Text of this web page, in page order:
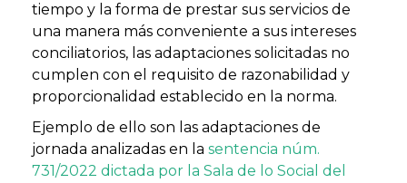
tiempo y la forma de prestar sus servicios de
una manera más conveniente a sus intereses
conciliatorios, las adaptaciones solicitadas no
cumplen con el requisito de razonabilidad y
proporcionalidad establecido en la norma.
Ejemplo de ello son las adaptaciones de
jornada analizadas en la sentencia núm.
731/2022 dictada por la Sala de lo Social del